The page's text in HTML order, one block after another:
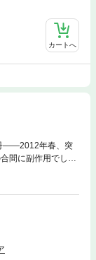
カートへ
――2012年春、突
間に副作用でしび
かぎり前進あるの
家が、つぶさに振
気後の日々を綴っ